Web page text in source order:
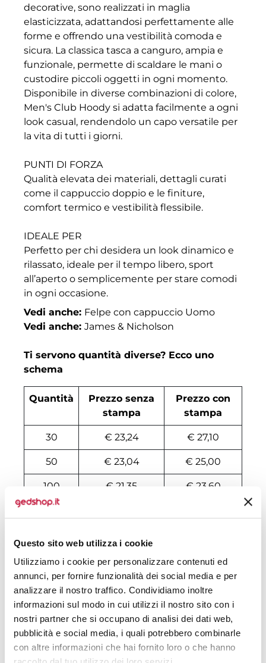
Questo sito web utilizza i cookie
Utilizziamo i cookie per personalizzare contenuti ed
annunci, per fornire funzionalità dei social media e per
analizzare il nostro traffico. Condividiamo inoltre
informazioni sul modo in cui utilizzi il nostro sito con i
nostri partner che si occupano di analisi dei dati web,
pubblicità e social media, i quali potrebbero combinarle
con altre informazioni che hai fornito loro o che hanno
decorative, sono realizzati in maglia
elasticizzata, adattandosi perfettamente alle
forme e offrendo una vestibilità comoda e
sicura. La classica tasca a canguro, ampia e
funzionale, permette di scaldare le mani o
custodire piccoli oggetti in ogni momento.
Disponibile in diverse combinazioni di colore,
Men's Club Hoody si adatta facilmente a ogni
look casual, rendendolo un capo versatile per
la vita di tutti i giorni.
PUNTI DI FORZA
Qualità elevata dei materiali, dettagli curati
come il cappuccio doppio e le finiture,
comfort termico e vestibilità flessibile.
IDEALE PER
Perfetto per chi desidera un look dinamico e
rilassato, ideale per il tempo libero, sport
all’aperto o semplicemente per stare comodi
in ogni occasione.
Vedi anche: Felpe con cappuccio Uomo
Vedi anche: James & Nicholson
Ti servono quantità diverse? Ecco uno
schema
Quantità
Prezzo senza
stampa
Prezzo con
stampa
30 € 23,24 € 27,10
50 € 23,04 € 25,00
100 € 21,35 € 23,60
200
1000 € 19,19 € 21,64
1500
2000 € 18,92 € 21,29
3000 € 18,79 € 21,22
5000 € 18,79